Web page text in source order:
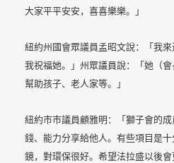
大家平平安安，喜喜樂樂。」
紐約州國會眾議員孟昭文說：「我來
我祝福她。」州眾議員說：「她（
幫助孩子、老人家等。」
紐約市市議員顧雅明：「獅子會的
錢、能力分享給他人。有些項目是
鏡，對環保很好。希望法拉盛以後會